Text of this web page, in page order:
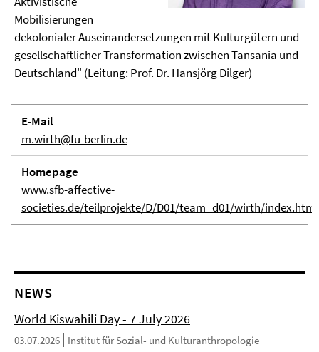
Mobilisierungen
dekolonialer Auseinandersetzungen mit Kulturgütern und
gesellschaftlicher Transformation zwischen Tansania und
Deutschland" (Leitung: Prof. Dr. Hansjörg Dilger)
E-Mail
m.wirth@fu-berlin.de
Homepage
www.sfb-affective-
societies.de/teilprojekte/D/D01/team_d01/wirth/index.html
NEWS
World Kiswahili Day - 7 July 2026
03.07.2026 Institut für Sozial- und Kulturanthropologie